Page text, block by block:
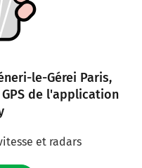
du Palais) sur 210 mètres
le-Gérei Paris,
de l'application
et radars